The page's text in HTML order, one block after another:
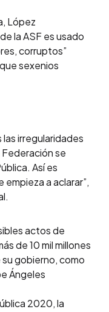
López
la ASF es usado
corruptos”
sexenios
las irregularidades
se
Así es
a aclarar”,
actos de
de 10 mil millones
gobierno, como
Ángeles
2020, la